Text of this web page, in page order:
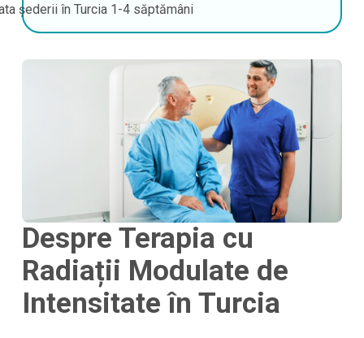
șederii în Turcia 1-4 săptămâni
Despre Terapia cu
Radiații Modulate de
Intensitate în Turcia